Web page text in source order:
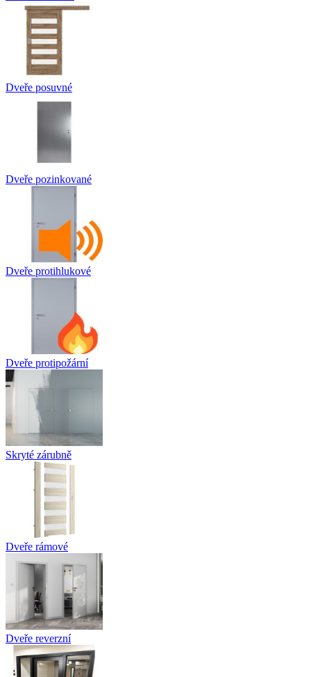
Dveře posuvné
Dveře pozinkované
Dveře protihlukové
Dveře protipožární
Skryté zárubně
Dveře rámové
Dveře reverzní